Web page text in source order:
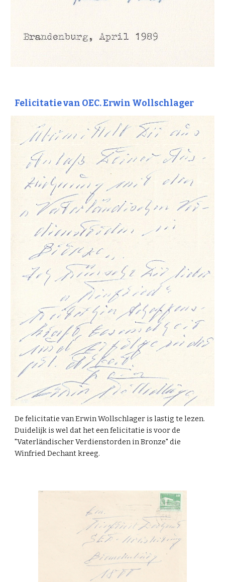
Felicitatie van OEC. Erwin Wollschlager
De felicitatie van Erwin Wollschlager is lastig te lezen.
Duidelijk is wel dat het een felicitatie is voor de
"Vaterländischer Verdienstorden in Bronze" die
Winfried Dechant kreeg.